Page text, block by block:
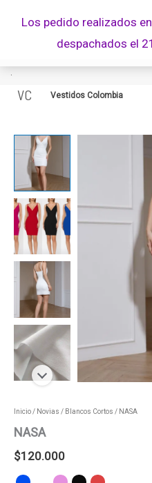
Los pedido realizados
despachados el
.
VC Vestidos Colombia
Inicio/ Novias / Blancos Cortos / NASA
NASA
$120.000
NASA
cantidad